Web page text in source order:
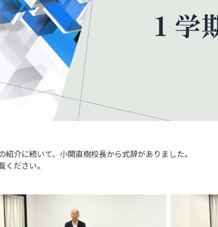
紹介に続いて、小関直樹校長から式辞がありました。
ください。